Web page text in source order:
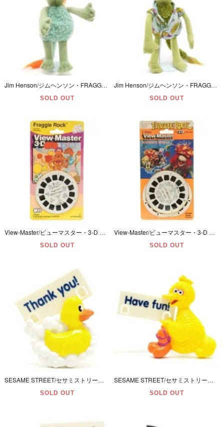
Jim Henson/ジムヘンソン・FRAGGLE ROCK/フラグルロック・TOMY/トミー・Plush/プラッシュ/ぬいぐるみ 「BOOBER/ブーバー」 マフラー欠品・1983年・31cm
SOLD OUT
Jim Henson/ジムヘンソン・FRAGGLE ROCK/フラグルロック・TOMY/トミー・Plush/プラッシュ/ぬいぐるみ 「WEMBLEY/ウェンブリー」 1983年・34cm
SOLD OUT
View-Master/ビューマスター・3-D REEL/専用リール 「Jim Henson/ジムヘンソン・FRAGGLE ROCK/フラグルロック」 未開封
SOLD OUT
View-Master/ビューマスター・3-D REEL/専用リール「Jim Hensonジムヘンソン・FRAGGLE ROCKフラグルロック・BOOBER'S DREAM/ブーバーズドリーム」未開封
SOLD OUT
SESAME STREET/セサミストリート・森永製菓・セサミストリートカラフルチョコレート・メッセージ＆吸盤付きメモスタンド型フィギュア 「(12) ラバーダッキー」 2001年
SOLD OUT
SESAME STREET/セサミストリート・森永製菓・セサミストリートカラフルチョコレート・メッセージ＆吸盤付きメモスタンド型フィギュア 「(11) ビッグバード」 2001年
SOLD OUT